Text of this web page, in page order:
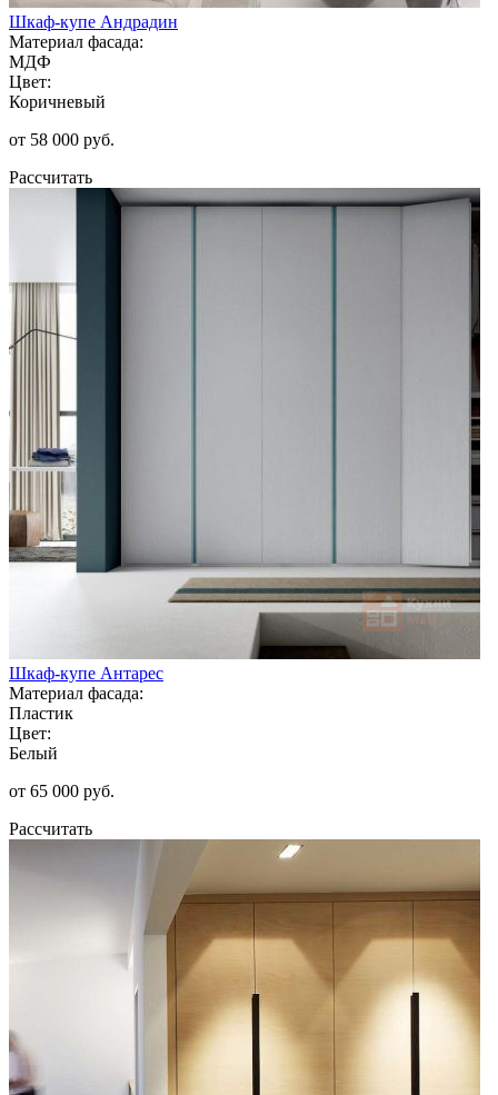
Шкаф-купе Андрадин
Материал фасада:
МДФ
Цвет:
Коричневый
от 58 000 руб.
Рассчитать
Шкаф-купе Антарес
Материал фасада:
Пластик
Цвет:
Белый
от 65 000 руб.
Рассчитать